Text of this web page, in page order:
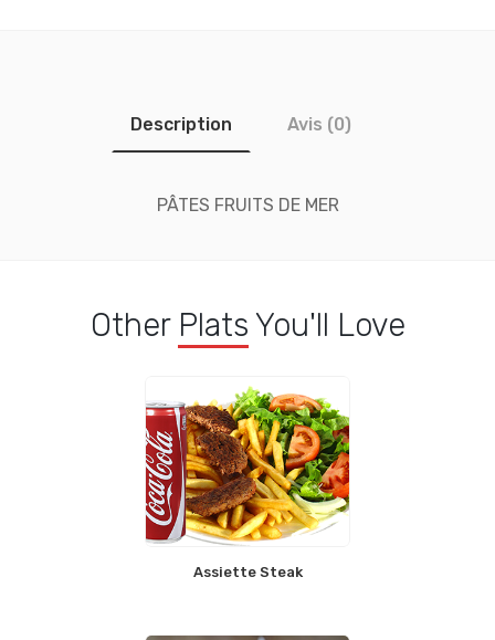
Description Avis (0)
PÂTES FRUITS DE MER
Other Plats You'll Love
Assiette Steak